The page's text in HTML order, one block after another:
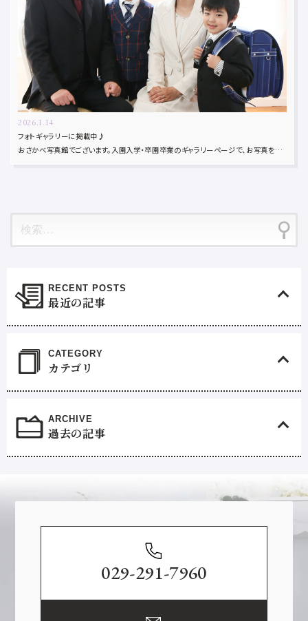
2026.1.14
フォトギャラリーに掲載中♪
おさかべ写真館でございます。入園入学・卒園卒業のギャラリーページで、お写真を多数掲載しています！記念 […]
最近の記事
カテゴリ
過去の記事
Contact
029-291-7960